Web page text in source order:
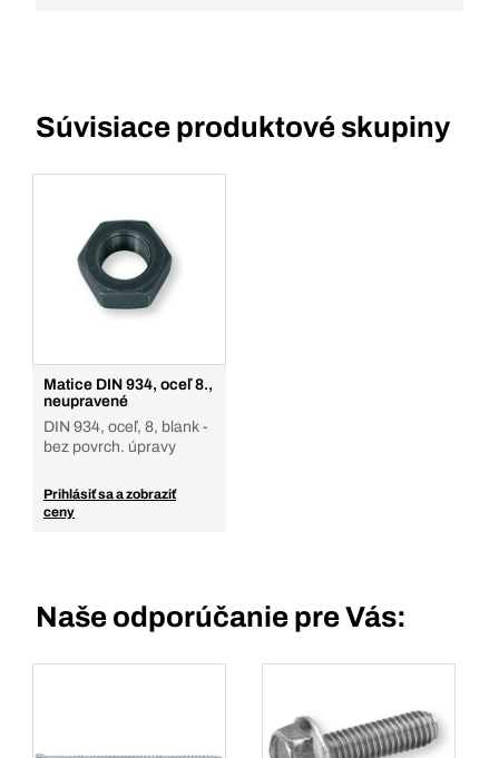
Súvisiace produktové skupiny
Matice DIN 934, oceľ 8.,
neupravené
DIN 934, oceľ, 8, blank -
bez povrch. úpravy
Prihlásiť sa a zobraziť
ceny
Naše odporúčanie pre Vás: